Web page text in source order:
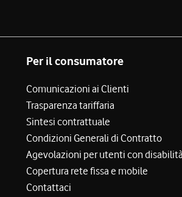
Per il consumatore
Comunicazioni ai Clienti
Trasparenza tariffaria
Sintesi contrattuale
Condizioni Generali di Contratto
Agevolazioni per utenti con disabilità
Copertura rete fissa e mobile
Contattaci